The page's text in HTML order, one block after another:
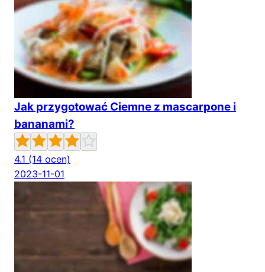
Jak przygotować Ciemne z mascarpone i
bananami?
4.1 (14 ocen)
2023-11-01